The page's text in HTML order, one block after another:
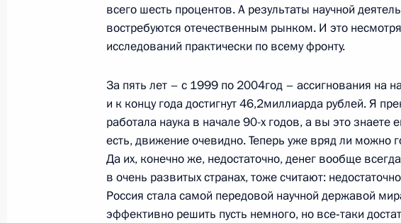
Заключительное слово на II съезде Всероссийского
19 октября 2004 года, 18:24 Москва, Колонный зал
Выступление на II съезде Всероссийского
конгресса
19 октября 2004 года, 17:51 Москва, Колонный зал
всего шесть процентов. А результаты научной
востребуются отечественным рынком. И это
исследований практически по всему фронту.
За пять лет – с 1999 по 2004год – ассигнования на
и к концу года достигнут 46,2миллиарда рублей. Я
работала наука в начале 90-х годов, а вы это знаете
есть, движение очевидно. Теперь уже вряд ли можно
Да их, конечно же, недостаточно, денег вообще
в очень развитых странах, тоже считают:
Россия стала самой передовой научной державой
эффективно решить пусть немного, но все‑таки